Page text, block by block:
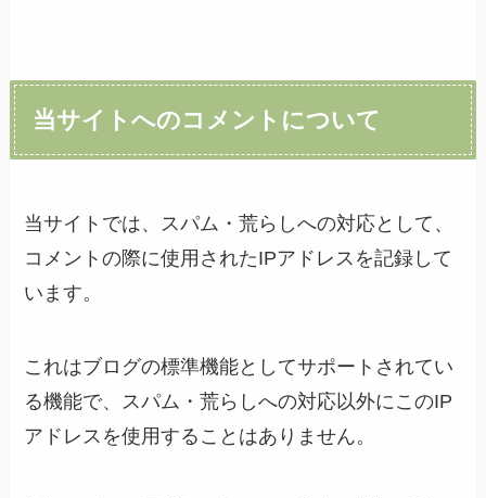
当サイトへのコメントについて
当サイトでは、スパム・荒らしへの対応として、
コメントの際に使用されたIPアドレスを記録して
います。
これはブログの標準機能としてサポートされてい
る機能で、スパム・荒らしへの対応以外にこのIP
アドレスを使用することはありません。